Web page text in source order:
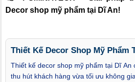
Decor shop mỹ phẩm tại Dĩ An!
Thiết Kế Decor Shop Mỹ Phẩm
Thiết kế decor shop mỹ phẩm tại Dĩ An
thu hút khách hàng vừa tối ưu không